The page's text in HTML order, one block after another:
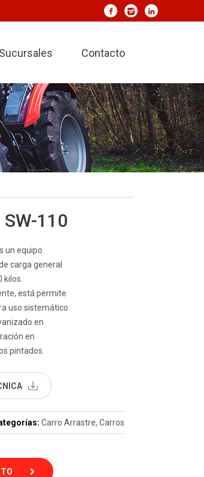
Sucursales Contacto
110
un equipo
carga general
está permite
uso sistemático.
en
en
pintados.
Carro Arrastre, Carros